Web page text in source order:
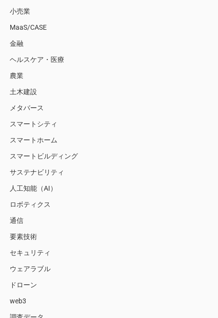
小売業
MaaS/CASE
金融
ヘルスケア・医療
農業
土木建設
メタバース
スマートシティ
スマートホーム
スマートビルディング
サステナビリティ
人工知能（AI）
ロボティクス
通信
要素技術
セキュリティ
ウェアラブル
ドローン
web3